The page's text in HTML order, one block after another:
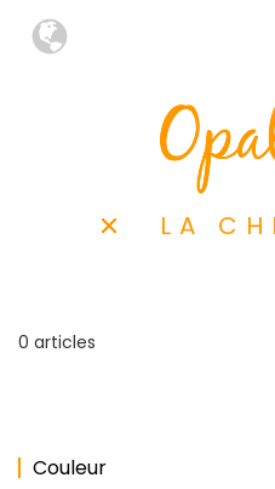
LA
0 articles
Couleur